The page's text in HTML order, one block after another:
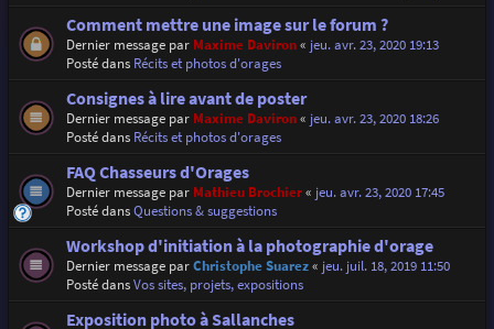
Comment mettre une image sur le forum ?
Dernier message par Maxime Daviron« jeu. avr. 23, 2020 19:13
Posté dans Récits et photos d'orages
Consignes à lire avant de poster
Dernier message par Maxime Daviron« jeu. avr. 23, 2020 18:26
Posté dans Récits et photos d'orages
FAQ Chasseurs d'Orages
Dernier message par Mathieu Brochier« jeu. avr. 23, 2020 17:45
Posté dansQuestions & suggestions
Workshop d'initiation à la photographie d'orage
Dernier message parChristophe Suarez« jeu. juil. 18, 2019 11:50
Posté dansVos sites, projets, expositions
Exposition photo à Sallanches